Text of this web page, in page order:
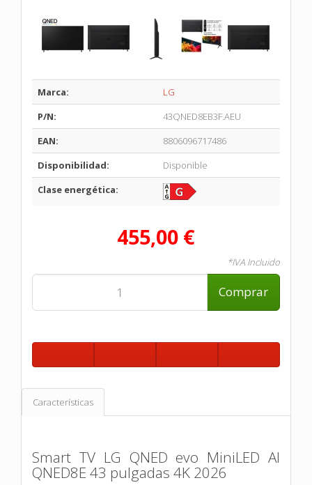
Marca:
LG
P/N:
43QNED8EB3F.AEU
EAN:
8806096717486
Disponibilidad:
Disponible
Clase energética:
455,00 €
*IVA Incluido
Comprar
Características
Smart TV LG QNED evo MiniLED AI
QNED8E 43 pulgadas 4K 2026